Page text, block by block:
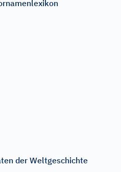
der Weltgeschichte